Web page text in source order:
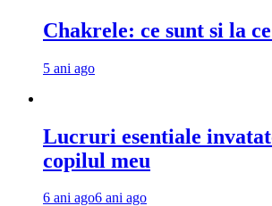
Chakrele: ce sunt si la
5 ani ago
Lucruri esentiale
copilul meu
6 ani ago6 ani ago